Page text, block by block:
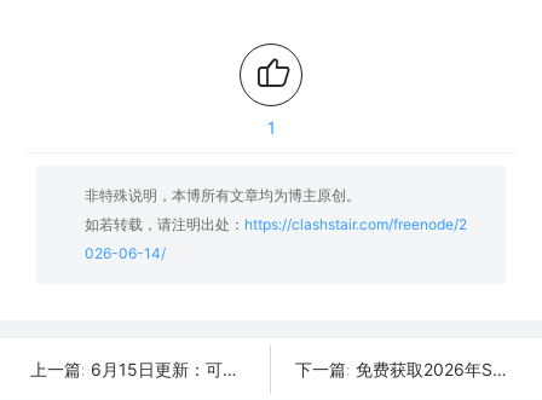
1
非特殊说明，本博所有文章均为博主原创。
如若转载，请注明出处： https://clashstair.com/freenode/2
026-06-14/
上一篇: 6月15日更新：可用SSR/V2Ray/Clash免费节点全集（11条） 下一篇: 免费获取2026年SSR/V2Ray/Clash节点 | 6月13日可用